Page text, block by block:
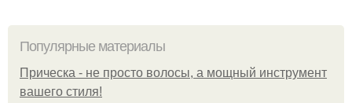
Популярные материалы
Прическа - не просто волосы, а мощный инструмент
вашего стиля!